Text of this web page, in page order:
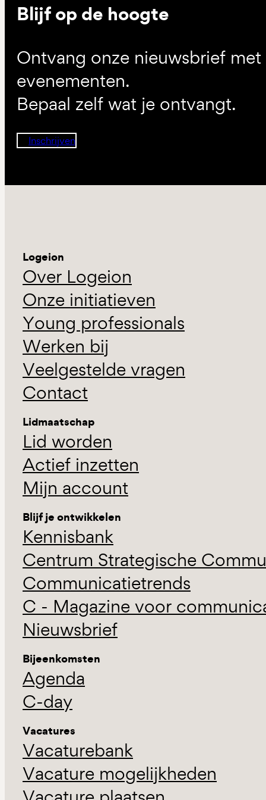
Blijf op de hoogte
Ontvang onze nieuwsbrief
evenementen.
Bepaal zelf wat je ontvangt.
Inschrijven
Logeion
Over Logeion
Onze initiatieven
Young professionals
Werken bij
Veelgestelde vragen
Contact
Lidmaatschap
Lid worden
Actief inzetten
Mijn account
Blijf je ontwikkelen
Kennisbank
Centrum Strategische
Communicatietrends
C - Magazine voor
Nieuwsbrief
Bijeenkomsten
Agenda
C-day
Vacatures
Vacaturebank
Vacature mogelijkheden